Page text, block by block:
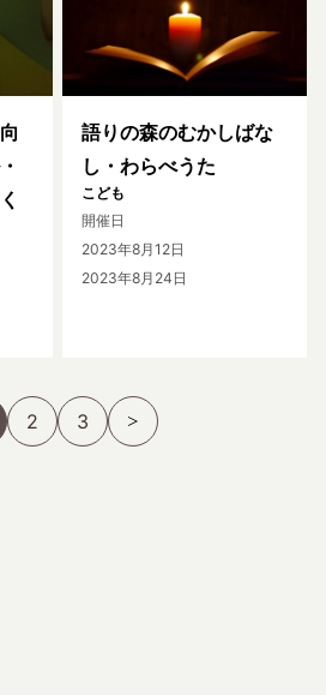
語りの森のむかしばな
し・わらべうた
こども
開催日
2023年8月12日
2023年8月24日
2 3